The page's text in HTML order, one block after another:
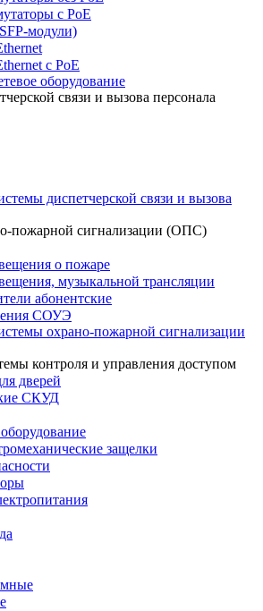
с РоЕ
модули)
с PoE
оборудование
связи и вызова персонала
диспетчерской связи и вызова
пожарной сигнализации (ОПС)
о пожаре
музыкальной трансляции
абонентские
СОУЭ
охрано-пожарной сигнализации
контроля и управления доступом
дверей
СКУД
защелки